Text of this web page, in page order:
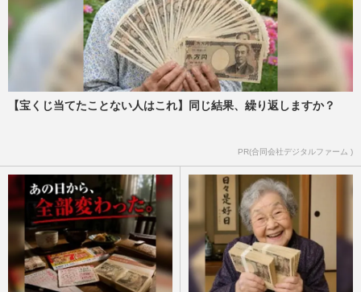
【宝くじ当てたことない人はこれ】同じ結果、繰り返しますか？
PR(合同会社デジタルファーム )